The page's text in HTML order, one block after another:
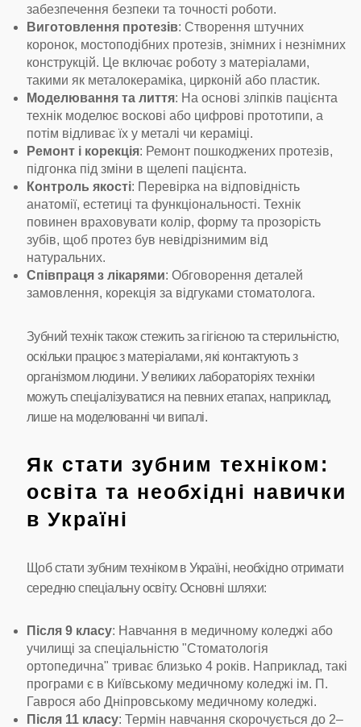
забезпечення безпеки та точності роботи.
Виготовлення протезів: Створення штучних
коронок, мостоподібних протезів, знімних і незнімних
конструкцій. Це включає роботу з матеріалами,
такими як металокераміка, цирконій або пластик.
Моделювання та лиття: На основі зліпків пацієнта
технік моделює воскові або цифрові прототипи, а
потім відливає їх у металі чи кераміці.
Ремонт і корекція: Ремонт пошкоджених протезів,
підгонка під зміни в щелепі пацієнта.
Контроль якості: Перевірка на відповідність
анатомії, естетиці та функціональності. Технік
повинен враховувати колір, форму та прозорість
зубів, щоб протез був невідрізнимим від
натуральних.
Співпраця з лікарями: Обговорення деталей
замовлення, корекція за відгуками стоматолога.
Зубний технік також стежить за гігієною та стерильністю,
оскільки працює з матеріалами, які контактують з
організмом людини. У великих лабораторіях техніки
можуть спеціалізуватися на певних етапах, наприклад,
лише на моделюванні чи випалі.
Як стати зубним техніком:
освіта та необхідні навички
в Україні
Щоб стати зубним техніком в Україні, необхідно отримати
середню спеціальну освіту. Основні шляхи:
Після 9 класу: Навчання в медичному коледжі або
училищі за спеціальністю "Стоматологія
ортопедична" триває близько 4 років. Наприклад, такі
програми є в Київському медичному коледжі ім. П.
Гаврося або Дніпровському медичному коледжі.
Після 11 класу: Термін навчання скорочується до 2–